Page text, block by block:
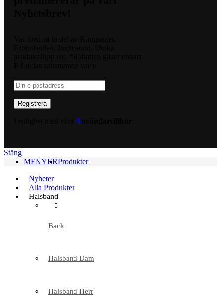
A
Stäng
MENYERProdukter
Nyheter
Alla Produkter
Halsband
Back
Halsband Dam
Halsband Herr